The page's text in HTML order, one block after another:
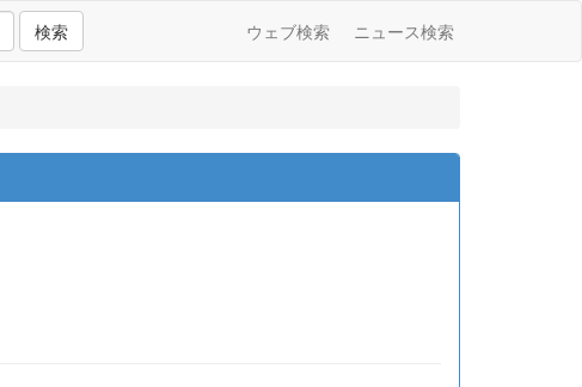
検索 ウェブ検索 ニュース検索